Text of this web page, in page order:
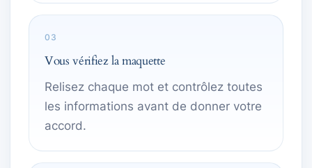
03
Vous vérifiez la maquette
Relisez chaque mot et contrôlez toutes
les informations avant de donner votre
accord.